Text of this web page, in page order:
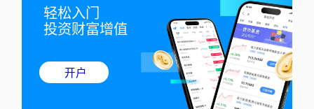
轻松入门
投资财富增值
开户